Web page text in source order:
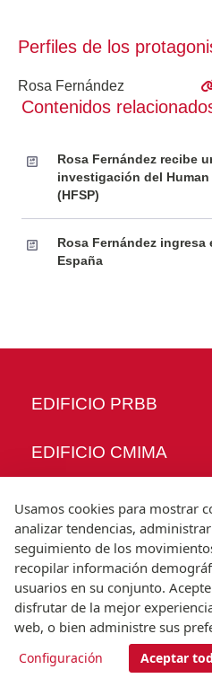
Perfiles de los
Rosa Fernández
Contenidos
Rosa Fernández recibe
investigación del
(HFSP)
Rosa Fernández ingresa
España
EDIFICIO PRBB
EDIFICIO CMIMA
SÍGUENOS
© Universitat
T.(+34) 93
Usamos cookies para mostrar
analizar tendencias,
seguimiento de los
recopilar información
usuarios en su conjunto.
disfrutar de la mejor
web, o bien administre sus
Configuración Aceptar